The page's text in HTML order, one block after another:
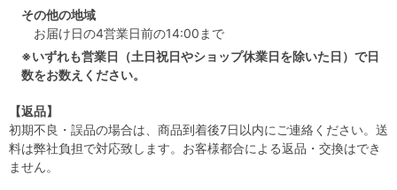
その他の地域
お届け日の4営業日前の14:00まで
※いずれも営業日（土日祝日やショップ休業日を除いた日）で日
数をお数えください。
【返品】
初期不良・誤品の場合は、商品到着後7日以内にご連絡ください。送
料は弊社負担で対応致します。お客様都合による返品・交換はでき
ません。